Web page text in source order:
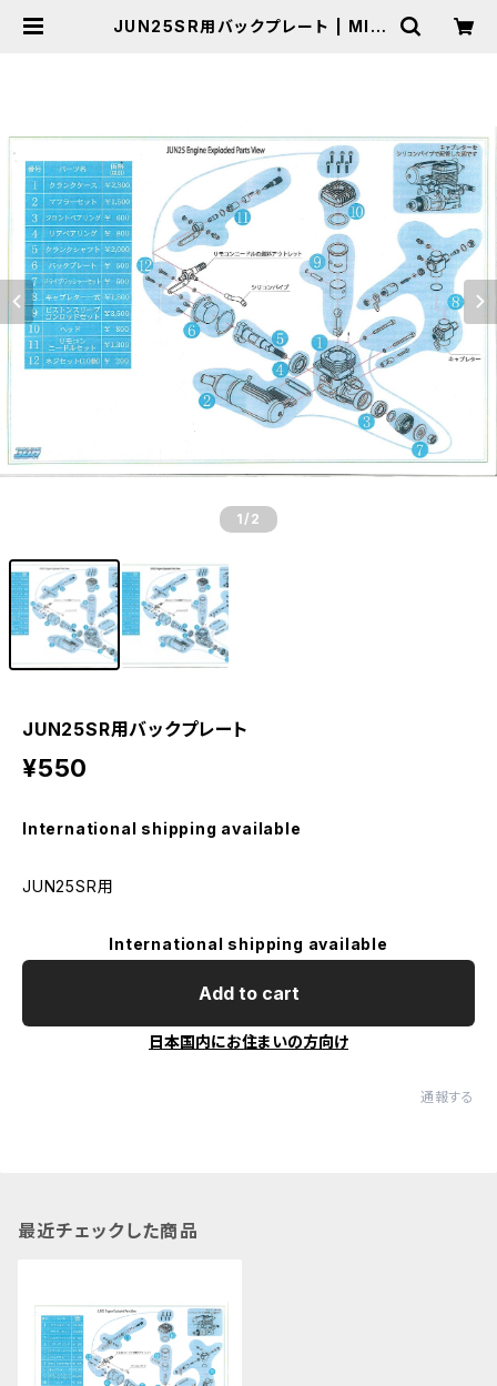
JUN25SR用バックプレート | MIC
1 /2
JUN25SR用バックプレート
¥550
International shipping available
JUN25SR用
International shipping available
Add to cart
日本国内にお住まいの方向け
通報する
最近チェックした商品